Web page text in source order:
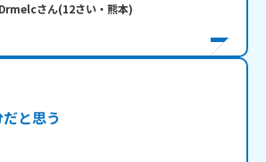
さん(12さい・ 熊本)
と思う